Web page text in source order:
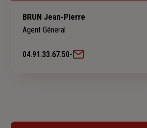
BRUN Jean-Pierre
Agent Géneral
04.91.33.67.50-